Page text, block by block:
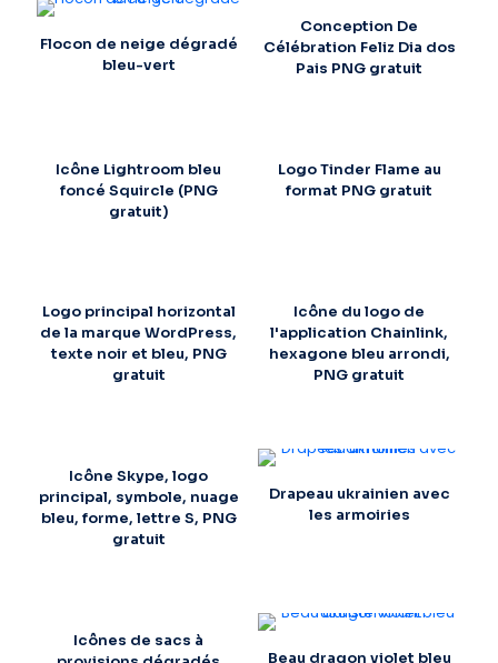
Flocon de neige dégradé
bleu-vert
Conception De
Célébration Feliz Dia dos
Pais PNG gratuit
Icône Lightroom bleu
foncé Squircle (PNG
gratuit)
Logo Tinder Flame au
format PNG gratuit
Logo principal horizontal
de la marque WordPress,
texte noir et bleu, PNG
gratuit
Icône du logo de
l'application Chainlink,
hexagone bleu arrondi,
PNG gratuit
Icône Skype, logo
principal, symbole, nuage
bleu, forme, lettre S, PNG
gratuit
Drapeau ukrainien avec
les armoiries
Icônes de sacs à
Beau dragon violet bleu